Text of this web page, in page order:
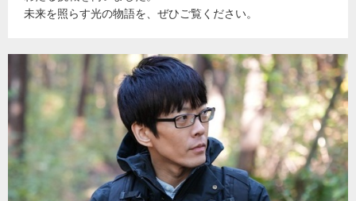
未来を照らす光の物語を、ぜひご覧ください。